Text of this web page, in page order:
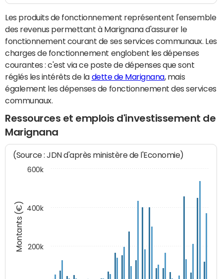
Les produits de fonctionnement représentent l'ensemble
des revenus permettant à Marignana d'assurer le
fonctionnement courant de ses services communaux. Les
charges de fonctionnement englobent les dépenses
courantes : c'est via ce poste de dépenses que sont
réglés les intérêts de la dette de Marignana, mais
également les dépenses de fonctionnement des services
communaux.
Ressources et emplois d'investissement de
Marignana
Montants (€)
(Source : JDN d'après ministère de l'Economie)
200k
400k
600k